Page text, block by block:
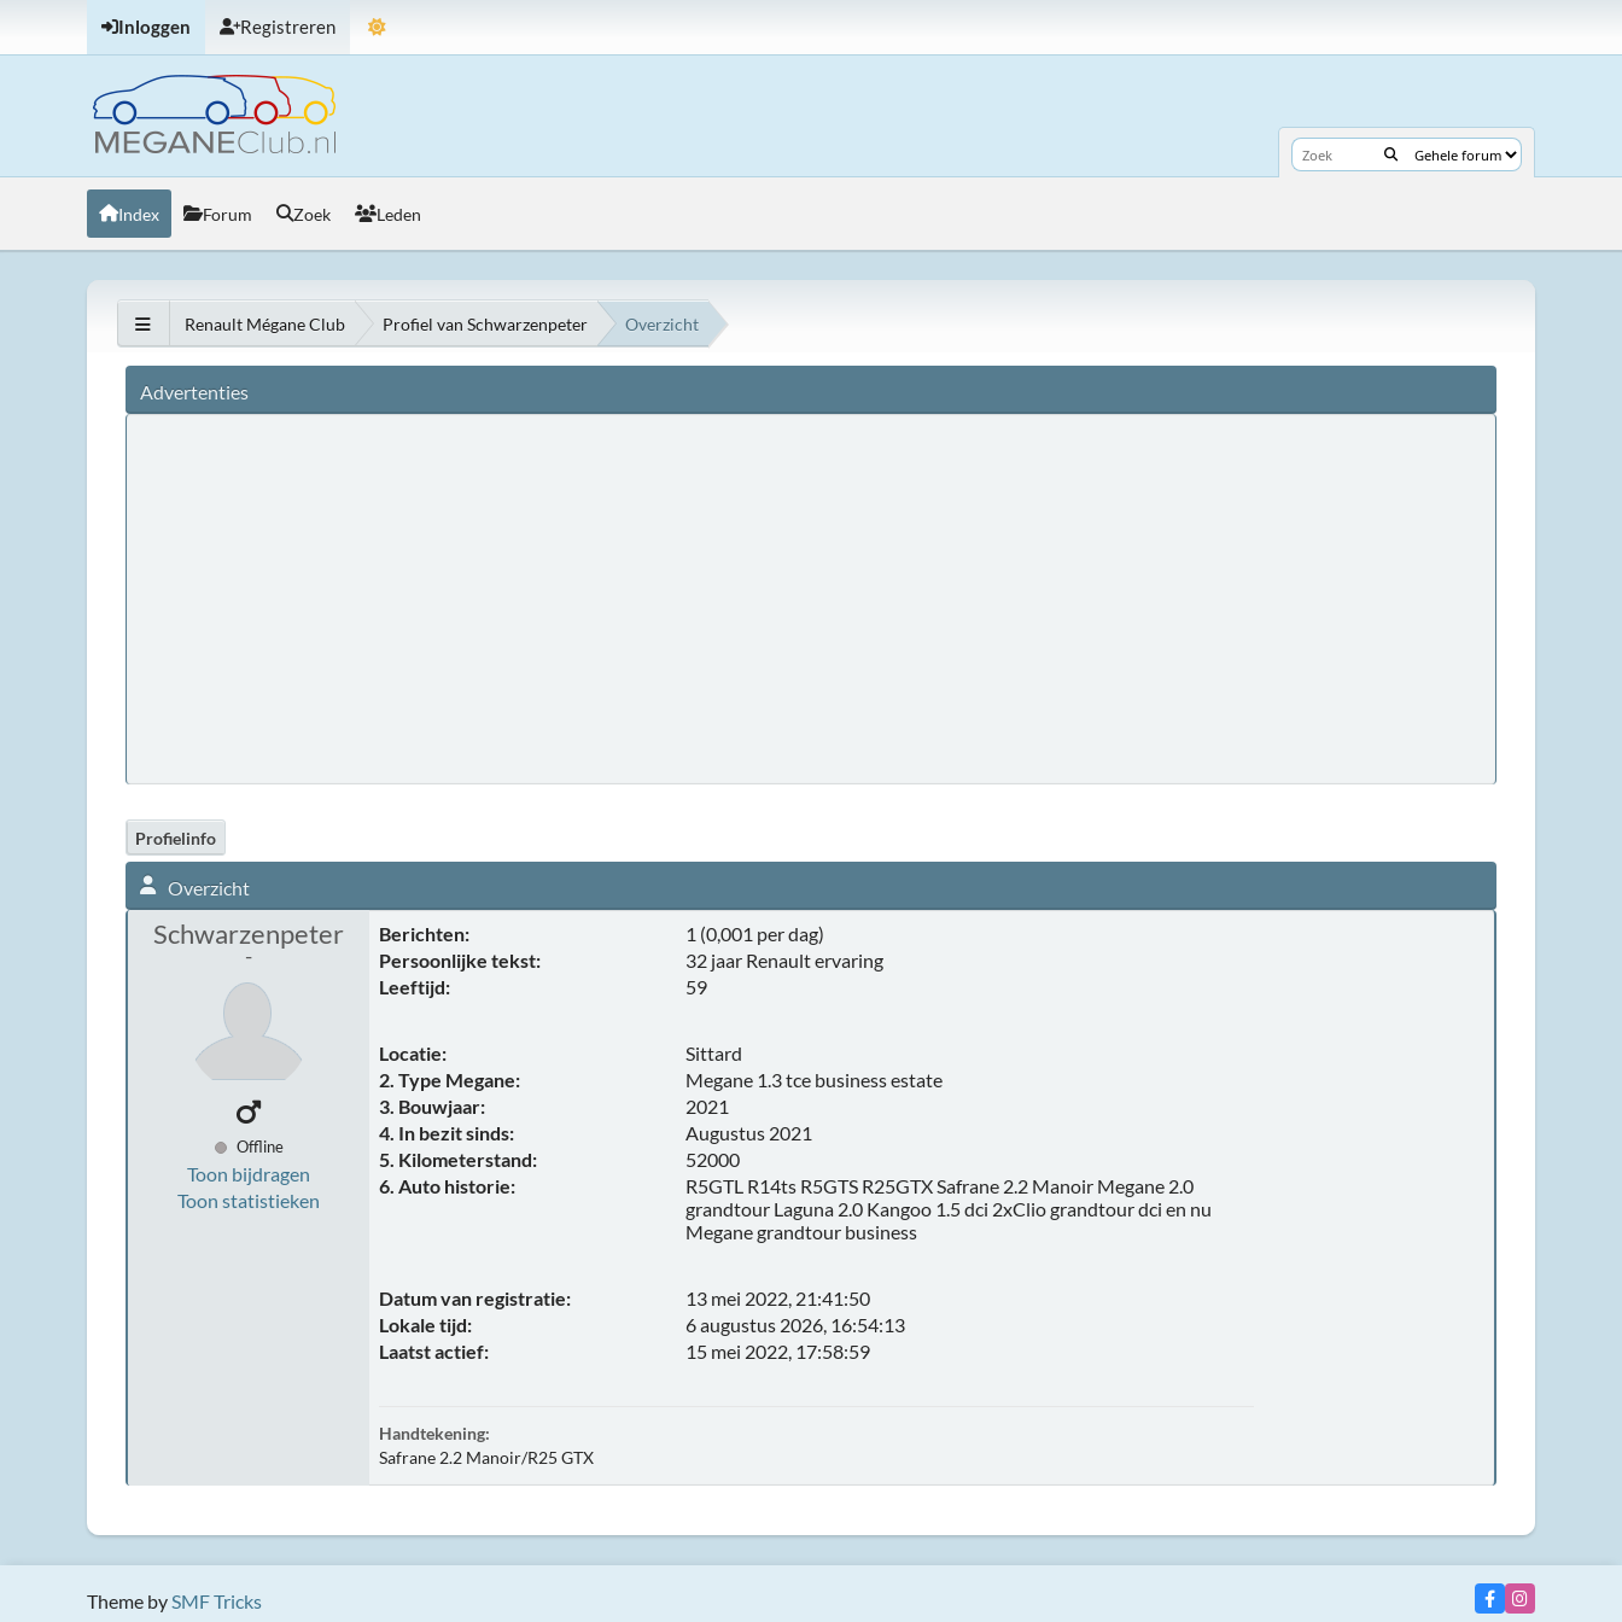
Inloggen Registreren
Index Forum Zoek Leden
Renault Mégane Club Profiel van Schwarzenpeter Overzicht
Advertenties
Profielinfo
Overzicht
Schwarzenpeter
-
Offline
Toon bijdragen
Toon statistieken
Berichten:
1 (0,001 per dag)
Persoonlijke tekst:
32 jaar Renault ervaring
Leeftijd:
59
Locatie:
Sittard
2. Type Megane:
Megane 1.3 tce business estate
3. Bouwjaar:
2021
4. In bezit sinds:
Augustus 2021
5. Kilometerstand:
52000
6. Auto historie:
R5GTL R14ts R5GTS R25GTX Safrane 2.2 Manoir Megane 2.0
grandtour Laguna 2.0 Kangoo 1.5 dci 2xClio grandtour dci en nu
Megane grandtour business
Datum van registratie:
13 mei 2022, 21:41:50
Lokale tijd:
6 augustus 2026, 16:54:13
Laatst actief:
15 mei 2022, 17:58:59
Handtekening:
Safrane 2.2 Manoir/R25 GTX
Theme bySMF Tricks